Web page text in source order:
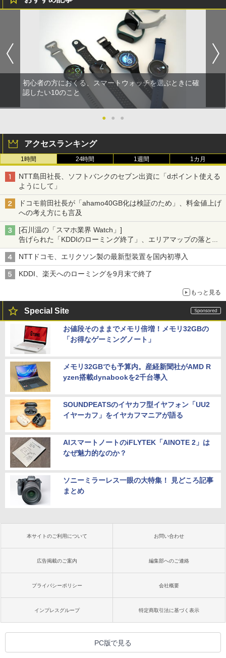
初心者の方におくる、スマートウォッチを選ぶときに確
認したい10のこと
● ● ●
アクセスランキング
1時間 24時間 1週間 1カ月
NTT島田社長、ソフトバンクのセブン出資に「dポイント使える
ようにして」
ドコモ前田社長が「ahamo40GB化は検証のため」、料金値上げ
への考え方にも言及
[石川温の「スマホ業界 Watch」]
告げられた「KDDIのローミング終了」、エリアマップの落とし
穴と楽天モバイルの課題
NTTドコモ、エリクソン製の最新型装置を国内初導入
KDDI、楽天へのローミングを9月末で終了
もっと見る
Special Site
お値段そのままでメモリ倍増！メモリ32GBの
「お得なゲーミングノート」
メモリ32GBでも予算内。産経新聞社がAMD R
yzen搭載dynabookを2千台導入
SOUNDPEATSのイヤカフ型イヤフォン「UU2
イヤーカフ」をイヤカフマニアが語る
AIスマートノートのiFLYTEK「AINOTE 2」は
なぜ魅力的なのか？
ソニーミラーレス一眼の大特集！ 見どころ記事
まとめ
本サイトのご利用について お問い合わせ
広告掲載のご案内 編集部へのご連絡
プライバシーポリシー 会社概要
インプレスグループ 特定商取引法に基づく表示
PC版で見る